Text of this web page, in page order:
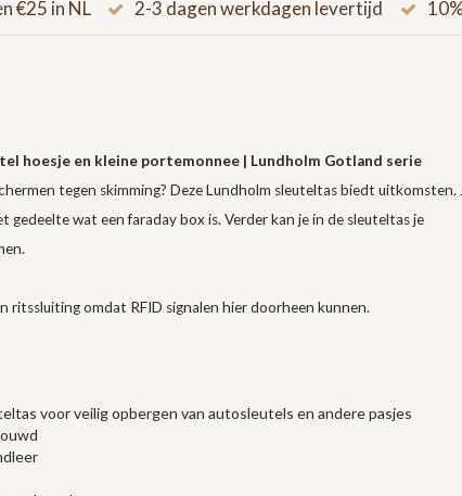
€25 in NL 2-3 dagen werkdagen levertijd
hoesje en kleine portemonnee | Lundholm Gotland serie
tegen skimming? Deze Lundholm sleuteltas biedt uitkomsten.
wat een faraday box is. Verder kan je in de sleuteltas je
ritssluiting omdat RFID signalen hier doorheen kunnen.
voor veilig opbergen van autosleutels en andere pasjes